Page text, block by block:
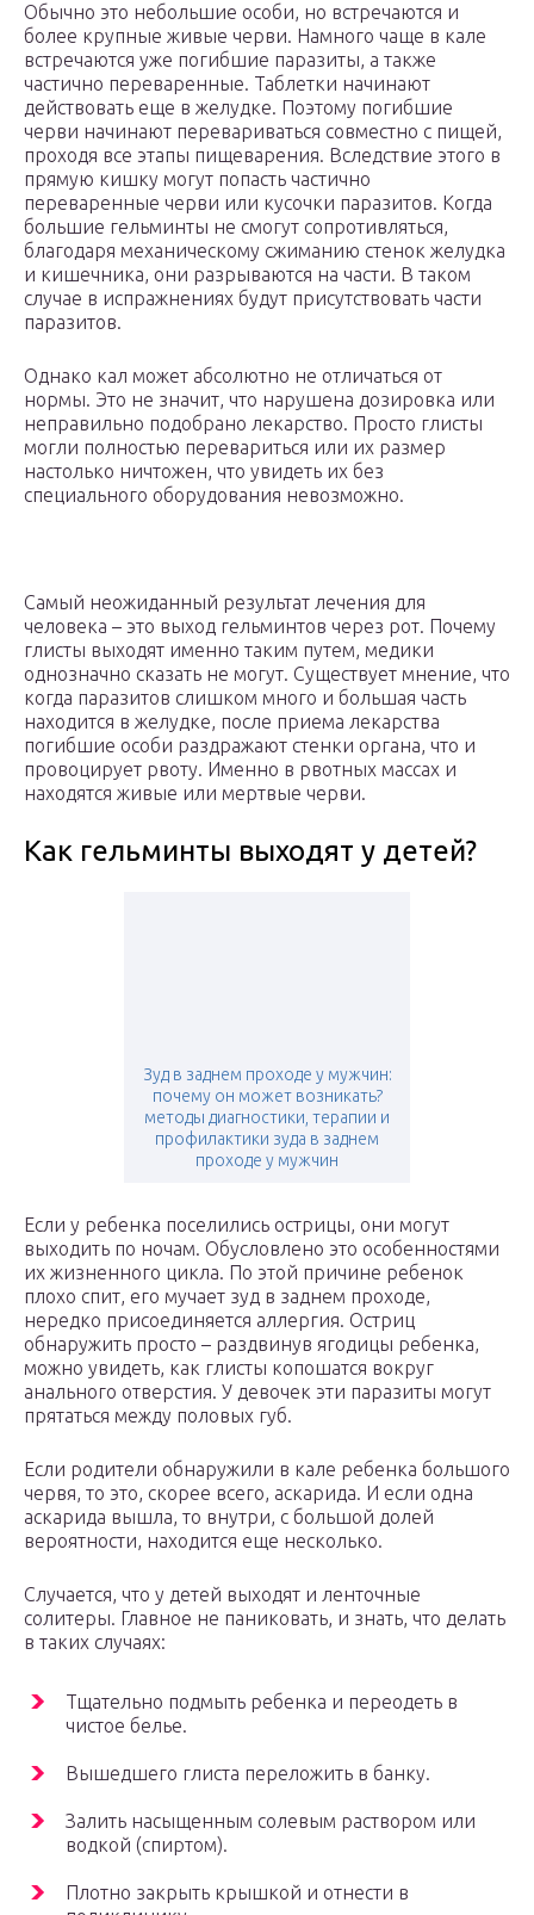
Обычно это небольшие особи, но встречаются и
более крупные живые черви. Намного чаще в кале
встречаются уже погибшие паразиты, а также
частично переваренные. Таблетки начинают
действовать еще в желудке. Поэтому погибшие
черви начинают перевариваться совместно с пищей,
проходя все этапы пищеварения. Вследствие этого в
прямую кишку могут попасть частично
переваренные черви или кусочки паразитов. Когда
большие гельминты не смогут сопротивляться,
благодаря механическому сжиманию стенок желудка
и кишечника, они разрываются на части. В таком
случае в испражнениях будут присутствовать части
паразитов.
Однако кал может абсолютно не отличаться от
нормы. Это не значит, что нарушена дозировка или
неправильно подобрано лекарство. Просто глисты
могли полностью перевариться или их размер
настолько ничтожен, что увидеть их без
специального оборудования невозможно.
Самый неожиданный результат лечения для
человека – это выход гельминтов через рот. Почему
глисты выходят именно таким путем, медики
однозначно сказать не могут. Существует мнение, что
когда паразитов слишком много и большая часть
находится в желудке, после приема лекарства
погибшие особи раздражают стенки органа, что и
провоцирует рвоту. Именно в рвотных массах и
находятся живые или мертвые черви.
Как гельминты выходят у детей?
Зуд в заднем проходе у мужчин:
почему он может возникать?
методы диагностики, терапии и
профилактики зуда в заднем
проходе у мужчин
Если у ребенка поселились острицы, они могут
выходить по ночам. Обусловлено это особенностями
их жизненного цикла. По этой причине ребенок
плохо спит, его мучает зуд в заднем проходе,
нередко присоединяется аллергия. Остриц
обнаружить просто – раздвинув ягодицы ребенка,
можно увидеть, как глисты копошатся вокруг
анального отверстия. У девочек эти паразиты могут
прятаться между половых губ.
Если родители обнаружили в кале ребенка большого
червя, то это, скорее всего, аскарида. И если одна
аскарида вышла, то внутри, с большой долей
вероятности, находится еще несколько.
Случается, что у детей выходят и ленточные
солитеры. Главное не паниковать, и знать, что делать
в таких случаях:
Тщательно подмыть ребенка и переодеть в
чистое белье.
Вышедшего глиста переложить в банку.
Залить насыщенным солевым раствором или
водкой (спиртом).
Плотно закрыть крышкой и отнести в